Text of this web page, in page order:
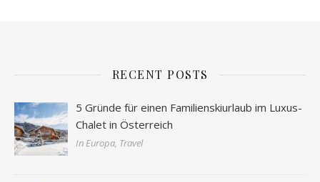
RECENT POSTS
5 Gründe für einen Familienskiurlaub im Luxus-
Chalet in Österreich
In Europa, Travel